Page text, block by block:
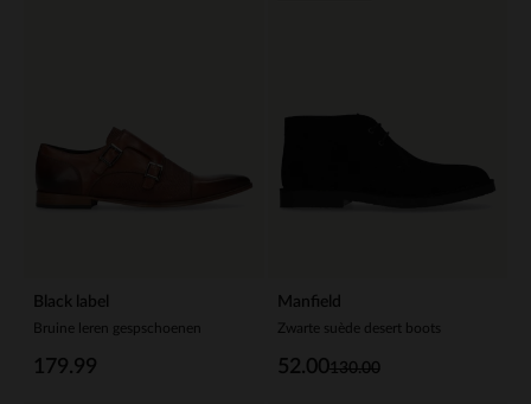
Black label
Bruine leren gespschoenen
179.99
Manfield
Zwarte suède desert boots
130.00
52.00